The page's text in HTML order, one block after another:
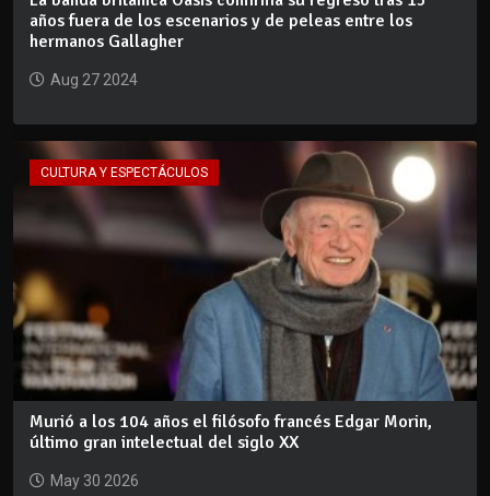
años fuera de los escenarios y de peleas entre los
hermanos Gallagher
Aug 27 2024
CULTURA Y ESPECTÁCULOS
Murió a los 104 años el filósofo francés Edgar Morin,
último gran intelectual del siglo XX
May 30 2026